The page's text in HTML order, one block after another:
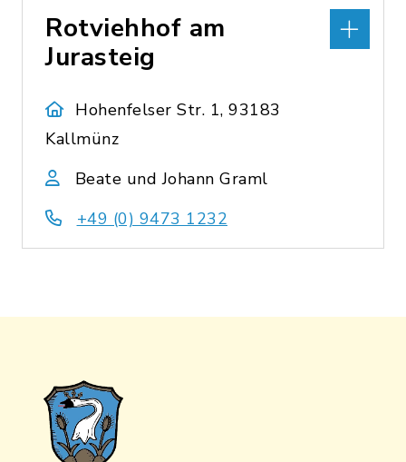
Rotviehhof am
Jurasteig
Hohenfelser Str. 1, 93183
Kallmünz
Beate und Johann Graml
+49 (0) 9473 1232